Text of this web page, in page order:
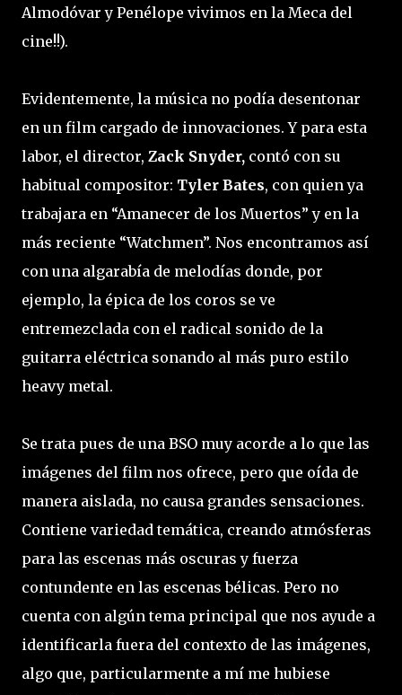
Almodóvar y Penélope vivimos en la Meca del
cine!!).
Evidentemente, la música no podía desentonar
en un film cargado de innovaciones. Y para esta
labor, el director, Zack Snyder, contó con su
habitual compositor: Tyler Bates, con quien ya
trabajara en “Amanecer de los Muertos” y en la
más reciente “Watchmen”. Nos encontramos así
con una algarabía de melodías donde, por
ejemplo, la épica de los coros se ve
entremezclada con el radical sonido de la
guitarra eléctrica sonando al más puro estilo
heavy metal.
Se trata pues de una BSO muy acorde a lo que las
imágenes del film nos ofrece, pero que oída de
manera aislada, no causa grandes sensaciones.
Contiene variedad temática, creando atmósferas
para las escenas más oscuras y fuerza
contundente en las escenas bélicas. Pero no
cuenta con algún tema principal que nos ayude a
identificarla fuera del contexto de las imágenes,
algo que, particularmente a mí me hubiese